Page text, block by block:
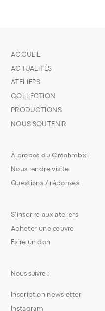
S’inscrire aux ateliers
Acheter une œuvre
Faire un don
À propos du Créahmbxl
Nous rendre visite
Questions / réponses
ACCUEIL
ACTUALITÉS
ATELIERS
COLLECTION
PRODUCTIONS
NOUS SOUTENIR
Nous suivre :
Inscription newsletter
Instagram